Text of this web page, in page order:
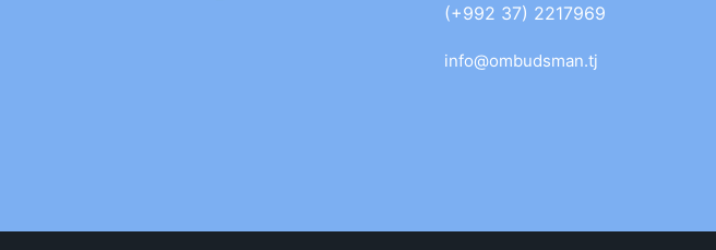
(+992 37) 2217969
info@ombudsman.tj